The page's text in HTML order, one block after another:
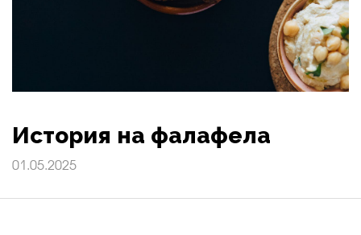
История на фалафела
01.05.2025